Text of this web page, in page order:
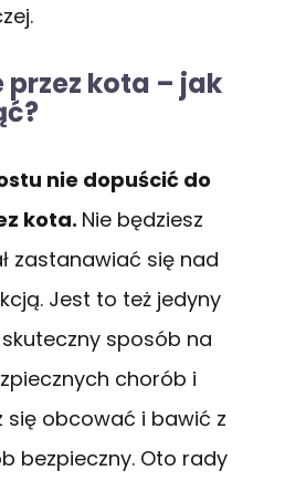
przez kota – jak
nie dopuścić do
kota. Nie będziesz
zastanawiać się nad
Jest to też jedyny
sposób na
chorób i
się obcować i bawić z
bezpieczny. Oto rady